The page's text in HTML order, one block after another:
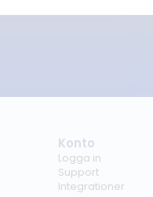
Konto
Logga in
Support
Integrationer